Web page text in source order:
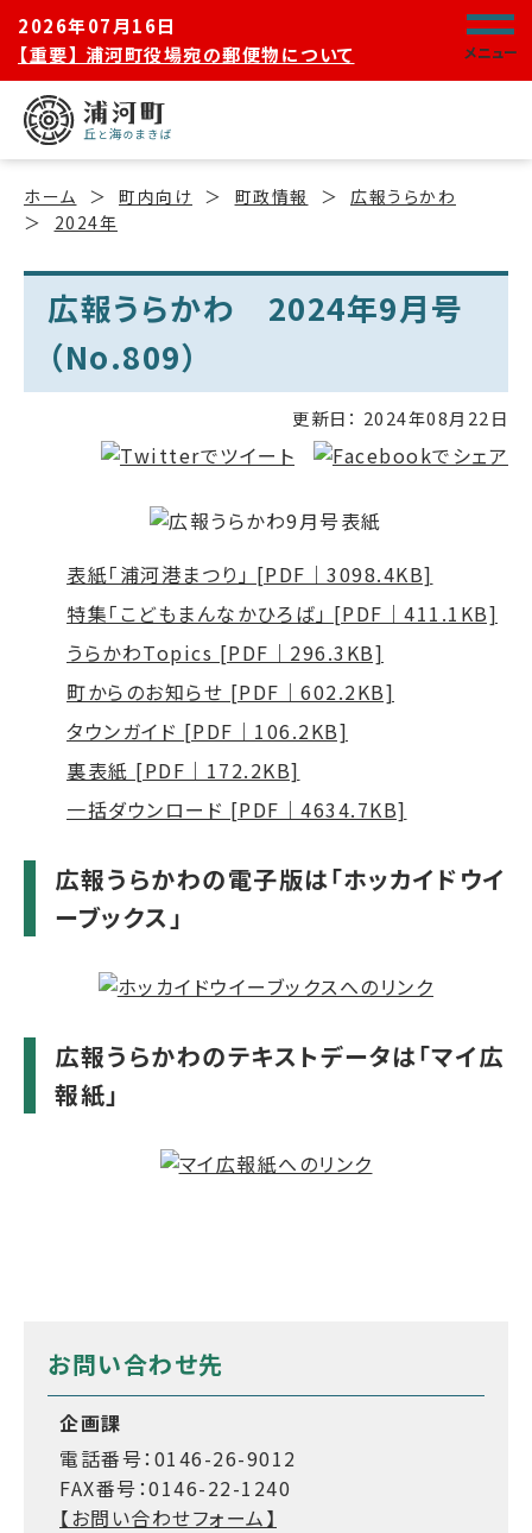
2026年07月16日
【重要】 浦河町役場宛の郵便物について
メニュー
ホーム 町内向け 町政情報
広報うらかわ
2024年
広報うらかわ 2024年9月号
（No.809）
更新日： 2024年08月22日
表紙「浦河港まつり」 [PDF｜3098.4KB]
特集「こどもまんなかひろば」 [PDF｜411.1KB]
うらかわTopics [PDF｜296.3KB]
町からのお知らせ [PDF｜602.2KB]
タウンガイド [PDF｜106.2KB]
裏表紙 [PDF｜172.2KB]
一括ダウンロード [PDF｜4634.7KB]
広報うらかわの電子版は「ホッカイドウイ
ーブックス」
広報うらかわのテキストデータは「マイ広
報紙」
お問い合わせ先
企画課
電話番号：0146-26-9012
FAX番号：0146-22-1240
【お問い合わせフォーム】